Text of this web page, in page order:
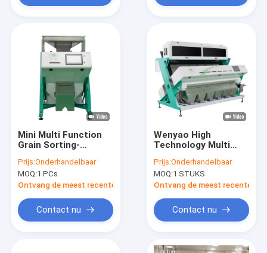
Mini Multi Function
Grain Sorting-
Korrelgraangewas
Prijs:Onderhandelbaar
MOQ:1 PCs
Ontvang de meest recente Prijs
Contact nu
Wenyao High
Technology Multi
Buckwheat Barley
Color Sorter Kleur
sorteermachine
Prijs:Onderhandelbaar
MOQ:1 STUKS
Ontvang de meest recente
Contact nu